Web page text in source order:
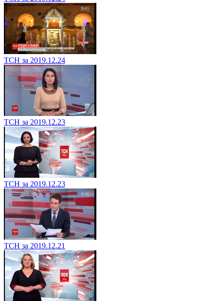
ТСН за 2019.12.24
ТСН за 2019.12.23
ТСН за 2019.12.23
ТСН за 2019.12.21